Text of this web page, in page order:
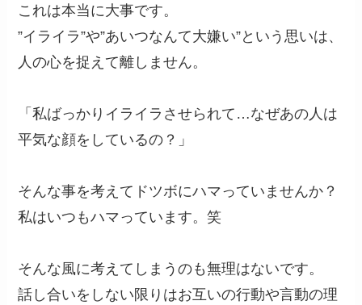
これは本当に大事です。
”イライラ”や”あいつなんて大嫌い”という思いは、
人の心を捉えて離しません。
「私ばっかりイライラさせられて…なぜあの人は
平気な顔をしているの？」
そんな事を考えてドツボにハマっていませんか？
私はいつもハマっています。笑
そんな風に考えてしまうのも無理はないです。
話し合いをしない限りはお互いの行動や言動の理